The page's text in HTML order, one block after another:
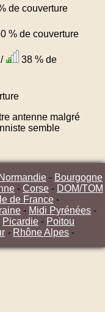
de couverture
% de couverture
/
38 % de
antenne malgré
semble
- Bourgogne
- Corse - DOM/TOM
Ile de France -
- Midi Pyrénées -
Picardie - Poitou
- Rhône Alpes -